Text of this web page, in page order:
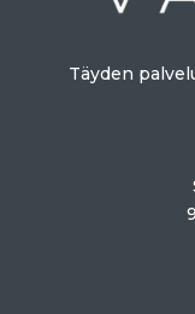
Täyden